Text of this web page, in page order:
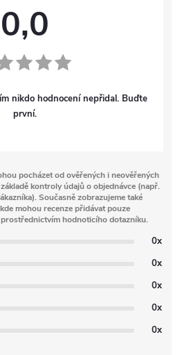
0,0
nikdo hodnocení nepřidal. Buďte
první.
pocházet od ověřených i neověřených
kontroly údajů o objednávce (např.
Současně zobrazujeme také
mohou recenze přidávat pouze
hodnoticího dotazníku.
0x
0x
0x
0x
0x